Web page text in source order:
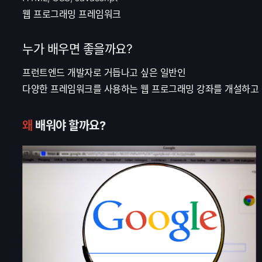
웹 프로그래밍 프레임워크
누가 배우면 좋을까요?
프런트엔드 개발자로 거듭나고 싶은 일반인
다양한 프레임워크를 사용하는 웹 프로그래밍 강좌를 개설하고
왜 배워야 할까요?